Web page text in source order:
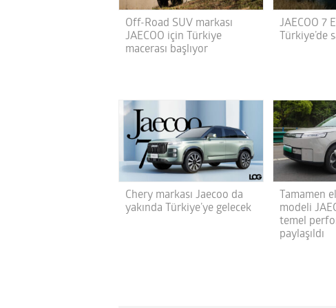
Off-Road SUV markası
JAECOO için Türkiye
macerası başlıyor
JAECOO 7
Türkiye’de
Chery markası Jaecoo da
yakında Türkiye’ye gelecek
Tamamen
modeli
temel
paylaşıldı